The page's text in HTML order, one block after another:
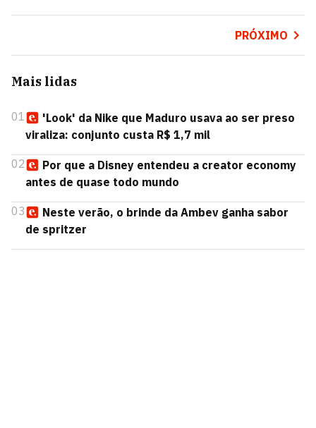
PRÓXIMO
Mais lidas
01
'Look' da Nike que Maduro usava ao ser preso
viraliza: conjunto custa R$ 1,7 mil
02
Por que a Disney entendeu a creator economy
antes de quase todo mundo
03
Neste verão, o brinde da Ambev ganha sabor
de spritzer